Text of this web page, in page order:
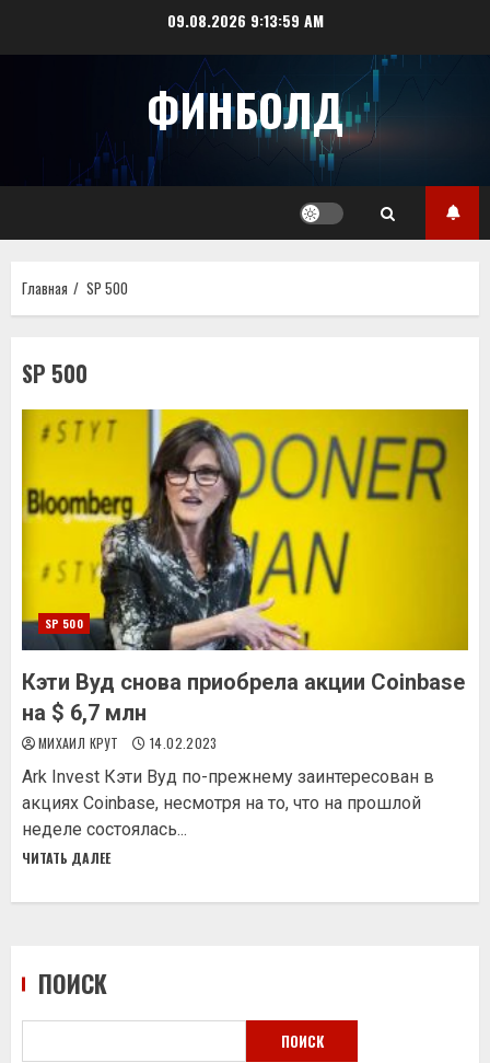
09.08.2026 9:14:00 AM
ФИНБОЛД
Главная SP 500
SP 500
SP 500
Кэти Вуд снова приобрела акции Coinbase
на $ 6,7 млн
МИХАИЛ КРУТ 14.02.2023
Ark Invest Кэти Вуд по-прежнему заинтересован в
акциях Coinbase, несмотря на то, что на прошлой
неделе состоялась...
ЧИТАТЬ ДАЛЕЕ
ПОИСК
ПОИСК